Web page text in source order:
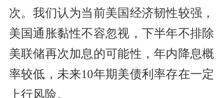
次。我们认为当前美国经济韧性较强，
美国通胀黏性不容忽视，下半年不排除
美联储再次加息的可能性，年内降息概
率较低，未来10年期美债利率存在一定
上行风险。